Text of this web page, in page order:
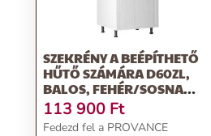
SZEKRÉNY A BEÉPÍTHETŐ
HŰTŐ SZÁMÁRA D60ZL,
BALOS, FEHÉR/SOSNA
ANDERSEN, PROVANCE
113 900 Ft
Fedezd fel a PROVANCE